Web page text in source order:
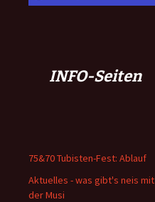
INFO-Seiten
75&70 Tubisten-Fest: Ablauf
Aktuelles - was gibt's neis mit
der Musi